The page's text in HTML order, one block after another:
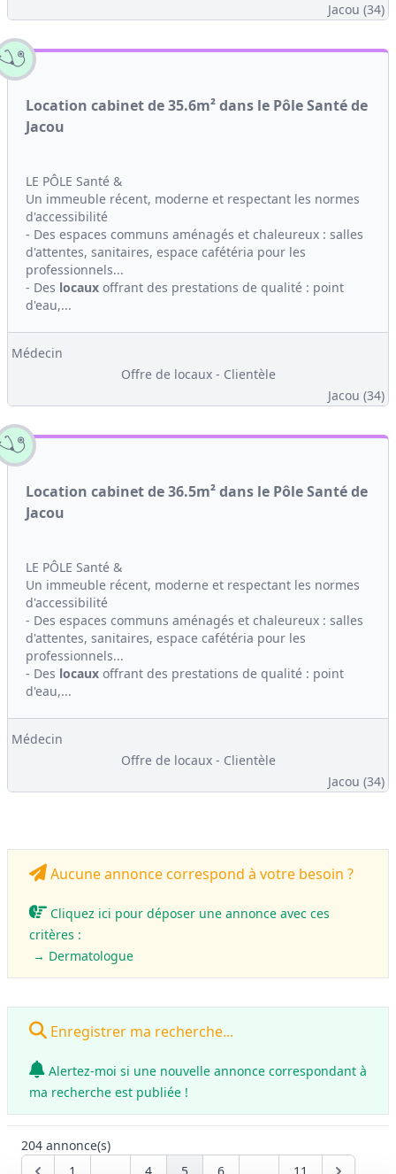
Jacou (34)
Location cabinet de 35.6m² dans le Pôle Santé de
Jacou
LE PÔLE Santé &
Un immeuble récent, moderne et respectant les normes
d'accessibilité
- Des espaces communs aménagés et chaleureux : salles
d'attentes, sanitaires, espace cafétéria pour les
professionnels...
- Des locaux offrant des prestations de qualité : point
d'eau,...
Médecin
Offre de locaux - Clientèle
Jacou (34)
Location cabinet de 36.5m² dans le Pôle Santé de
Jacou
LE PÔLE Santé &
Un immeuble récent, moderne et respectant les normes
d'accessibilité
- Des espaces communs aménagés et chaleureux : salles
d'attentes, sanitaires, espace cafétéria pour les
professionnels...
- Des locaux offrant des prestations de qualité : point
d'eau,...
Médecin
Offre de locaux - Clientèle
Jacou (34)
Aucune annonce correspond à votre besoin ?
Cliquez ici pour déposer une annonce avec ces
critères :
→ Dermatologue
Enregistrer ma recherche...
Alertez-moi si une nouvelle annonce correspondant à
ma recherche est publiée !
204 annonce(s)